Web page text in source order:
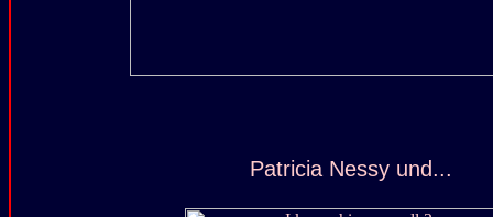
Patricia Nessy und...